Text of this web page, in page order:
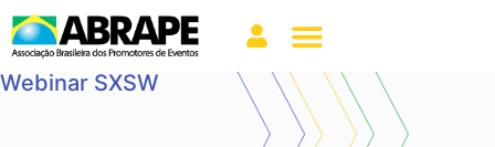
Webinar SXSW